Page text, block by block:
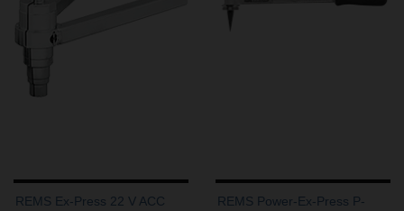
REMS Ex-Press 22 V ACC
REMS Power-Ex-Press P-